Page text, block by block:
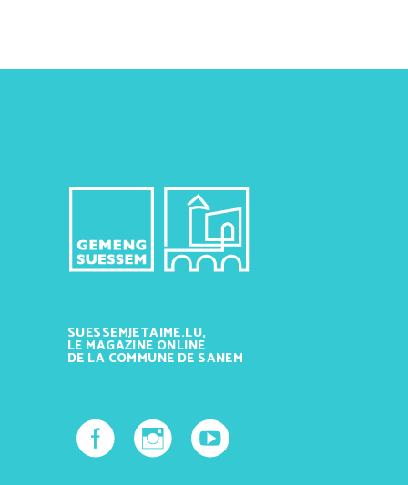
SUESSEMJETAIME.LU,
LE MAGAZINE ONLINE
DE LA COMMUNE DE SANEM